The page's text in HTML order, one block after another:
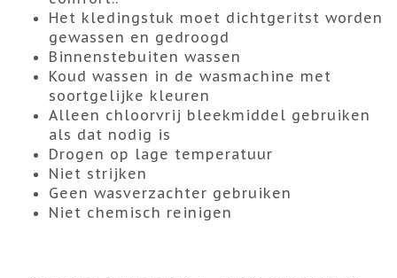
Het kledingstuk moet dichtgeritst worden
gewassen en gedroogd
Binnenstebuiten wassen
Koud wassen in de wasmachine met
soortgelijke kleuren
Alleen chloorvrij bleekmiddel gebruiken
als dat nodig is
Drogen op lage temperatuur
Niet strijken
Geen wasverzachter gebruiken
Niet chemisch reinigen